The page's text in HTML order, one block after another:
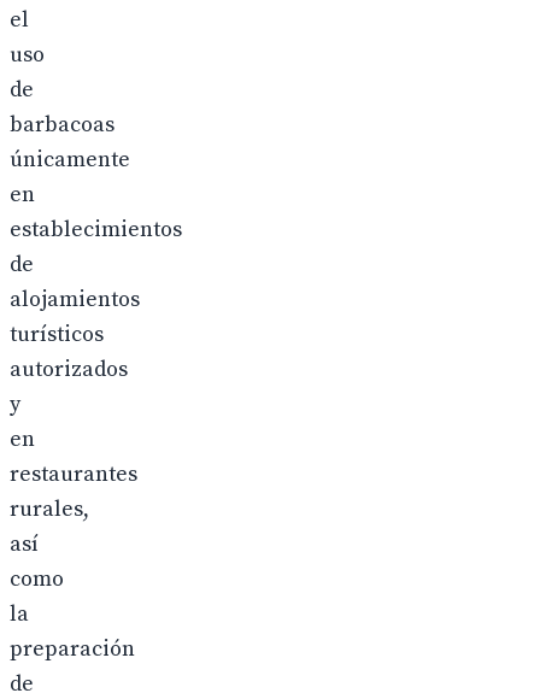
el
uso
de
barbacoas
únicamente
en
establecimientos
de
alojamientos
turísticos
autorizados
y
en
restaurantes
rurales,
así
como
la
preparación
de